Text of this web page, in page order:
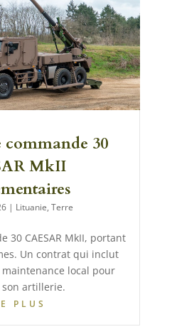
30
MkII
| Lituanie,Terre
30 CAESAR MkII, portant
Un contrat qui inclut
local pour
artillerie.
PLUS